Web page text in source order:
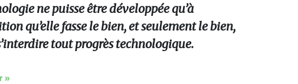
ne puisse être développée qu’à
qu’elle fasse le bien, et seulement le bien,
tout progrès technologique.
»